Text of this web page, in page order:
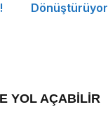
Dönüştürüyor
YOL AÇABİLİR